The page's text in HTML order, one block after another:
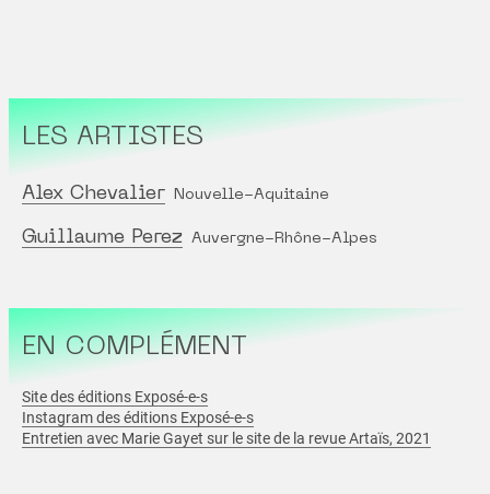
LES ARTISTES
Alex Chevalier Nouvelle-Aquitaine
Guillaume Perez Auvergne-Rhône-Alpes
EN COMPLÉMENT
Site des éditions Exposé-e-s
Instagram des éditions Exposé-e-s
Entretien avec Marie Gayet sur le site de la revue Artaïs, 2021